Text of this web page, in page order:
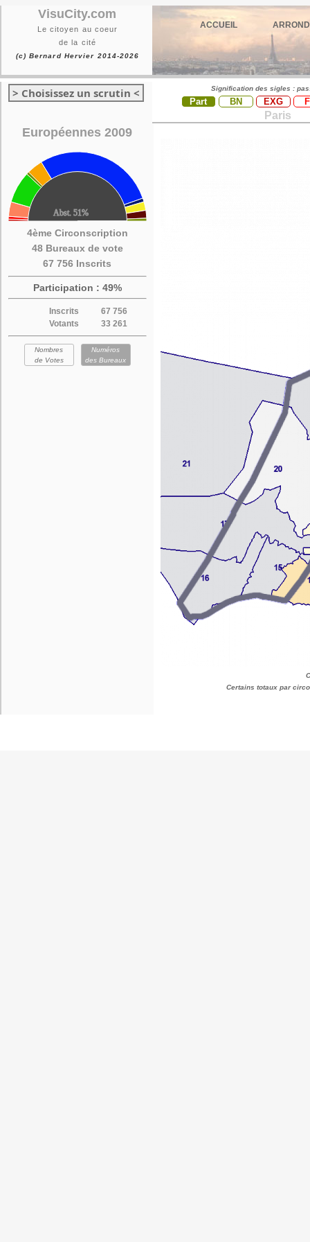
VisuCity.com
Le citoyen au coeur
de la cité
(c) Bernard Hervier 2014-2026
ACCUEIL
> Choisissez un scrutin <
Européennes 2009
4ème Circonscription
48 Bureaux de vote
67 756 Inscrits
Participation : 49%
Inscrits
67 756
Votants
33 261
Nombres
de Votes
Numéros
des Bureaux
Signification des sigles :
Part BN EXG
Paris
Certains totaux par